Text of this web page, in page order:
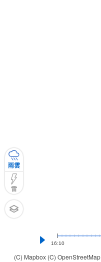
(C) Mapbox (C) OpenStreetMap
雨雲
雷
16:10